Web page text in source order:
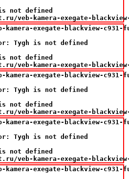
not defined
veb-kamera-exegate-
exegate-blackview-c931-
Tygh is not defined
not defined
veb-kamera-exegate-
exegate-blackview-c931-
Tygh is not defined
not defined
veb-kamera-exegate-
exegate-blackview-c931-
Tygh is not defined
not defined
veb-kamera-exegate-
exegate-blackview-c931-